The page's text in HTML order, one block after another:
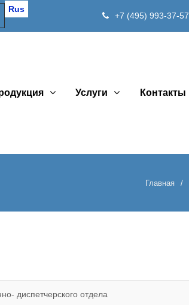
Rus
+7 (495) 993-37-57
Услуги Контакты
Главная
диспетчерского отдела